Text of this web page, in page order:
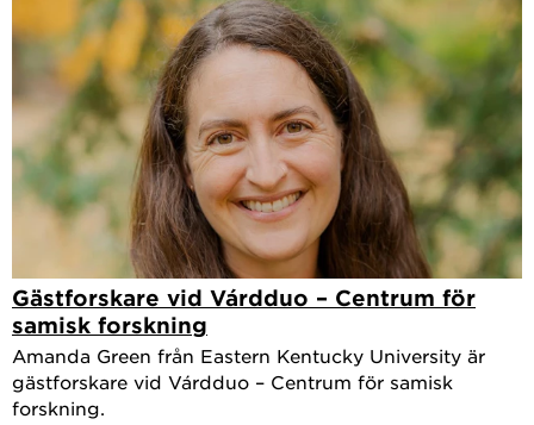
Gästforskare vid Várdduo – Centrum för
samisk forskning
Amanda Green från Eastern Kentucky University är
gästforskare vid Várdduo – Centrum för samisk
forskning.